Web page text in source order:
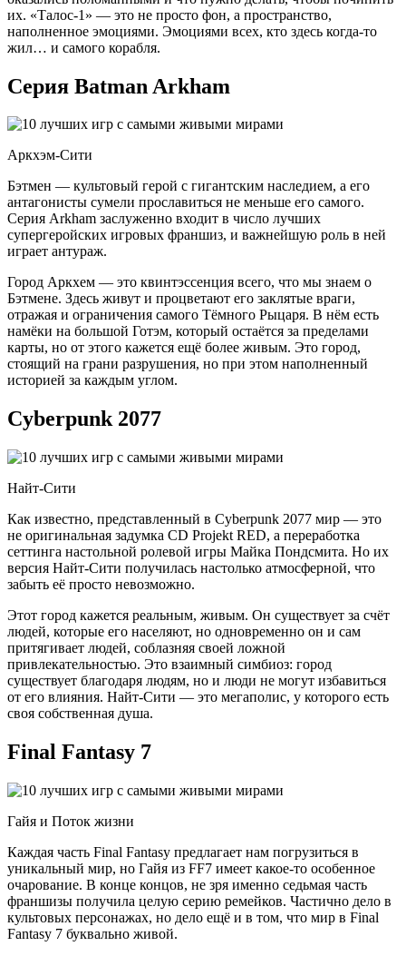
их. «Талос-1» — это не просто фон, а пространство,
наполненное эмоциями. Эмоциями всех, кто здесь когда-то
жил… и самого корабля.
Серия Batman Arkham
Аркхэм-Сити
Бэтмен — культовый герой с гигантским наследием, а его
антагонисты сумели прославиться не меньше его самого.
Серия Arkham заслуженно входит в число лучших
супергеройских игровых франшиз, и важнейшую роль в ней
играет антураж.
Город Аркхем — это квинтэссенция всего, что мы знаем о
Бэтмене. Здесь живут и процветают его заклятые враги,
отражая и ограничения самого Тёмного Рыцаря. В нём есть
намёки на большой Готэм, который остаётся за пределами
карты, но от этого кажется ещё более живым. Это город,
стоящий на грани разрушения, но при этом наполненный
историей за каждым углом.
Cyberpunk 2077
Найт-Сити
Как известно, представленный в Cyberpunk 2077 мир — это
не оригинальная задумка CD Projekt RED, а переработка
сеттинга настольной ролевой игры Майка Пондсмита. Но их
версия Найт-Сити получилась настолько атмосферной, что
забыть её просто невозможно.
Этот город кажется реальным, живым. Он существует за счёт
людей, которые его населяют, но одновременно он и сам
притягивает людей, соблазняя своей ложной
привлекательностью. Это взаимный симбиоз: город
существует благодаря людям, но и люди не могут избавиться
от его влияния. Найт-Сити — это мегаполис, у которого есть
своя собственная душа.
Final Fantasy 7
Гайя и Поток жизни
Каждая часть Final Fantasy предлагает нам погрузиться в
уникальный мир, но Гайя из FF7 имеет какое-то особенное
очарование. В конце концов, не зря именно седьмая часть
франшизы получила целую серию ремейков. Частично дело в
культовых персонажах, но дело ещё и в том, что мир в Final
Fantasy 7 буквально живой.